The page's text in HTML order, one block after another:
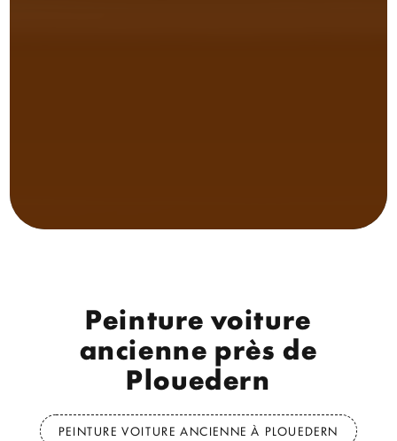
Peinture voiture
ancienne près de
Plouedern
PEINTURE VOITURE ANCIENNE À PLOUEDERN